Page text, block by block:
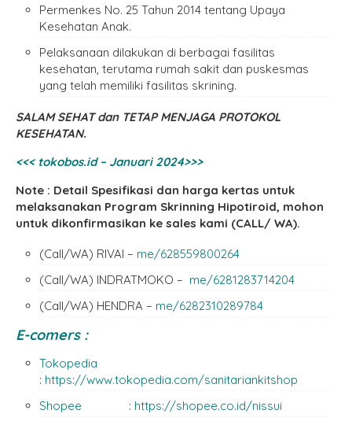
Permenkes No. 25 Tahun 2014 tentang Upaya
Kesehatan Anak.
Pelaksanaan dilakukan di berbagai fasilitas
kesehatan, terutama rumah sakit dan puskesmas
yang telah memiliki fasilitas skrining.
SALAM SEHAT dan TETAP MENJAGA PROTOKOL
KESEHATAN.
<<< tokobos.id – Januari 2024>>>
Note : Detail Spesifikasi dan harga kertas untuk
melaksanakan Program Skrinning Hipotiroid, mohon
untuk dikonfirmasikan ke sales kami (CALL/ WA).
(Call/WA) RIVAI – me/628559800264
(Call/WA) INDRATMOKO – me/6281283714204
(Call/WA) HENDRA – me/6282310289784
E-comers :
Tokopedia
: https://www.tokopedia.com/sanitariankitshop
Shopee
: https://shopee.co.id/nissui